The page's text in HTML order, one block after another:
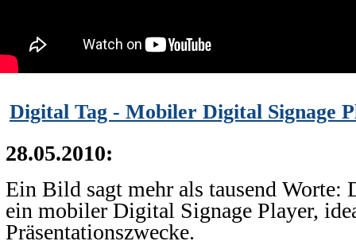
Digital Tag - Mobiler Digital Signage
28.05.2010:
Ein Bild sagt mehr als tausend Worte:
ein mobiler Digital Signage Player,
Präsentationszwecke.